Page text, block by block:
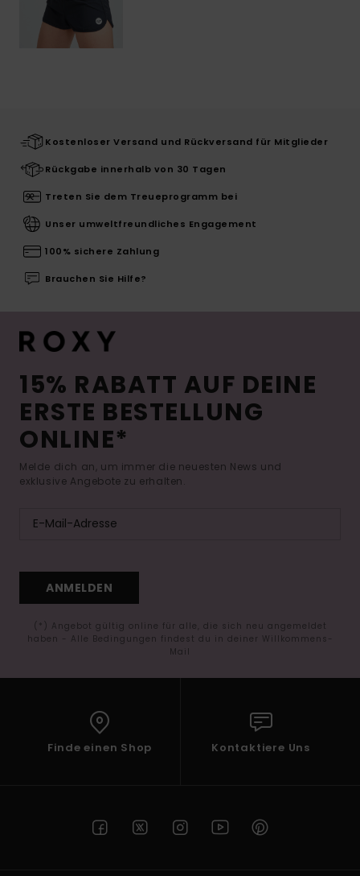
Kostenloser Versand und Rückversand für Mitglieder
Rückgabe innerhalb von 30 Tagen
Treten Sie dem Treueprogramm bei
Unser umweltfreundliches Engagement
100% sichere Zahlung
Brauchen Sie Hilfe?
15% RABATT AUF DEINE
ERSTE BESTELLUNG
ONLINE*
Melde dich an, um immer die neuesten News und
exklusive Angebote zu erhalten.
ANMELDEN
(*) Angebot gültig online für alle, die sich neu angemeldet
haben - Alle Bedingungen findest du in deiner Willkommens-
Mail
Finde einen Shop Kontaktiere Uns